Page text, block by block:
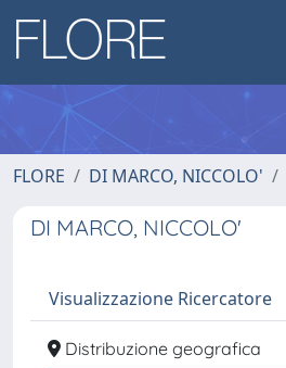
FLORE DI MARCO, NICCOLO'
DI MARCO, NICCOLO'
Visualizzazione Ricercatore
Distribuzione geografica